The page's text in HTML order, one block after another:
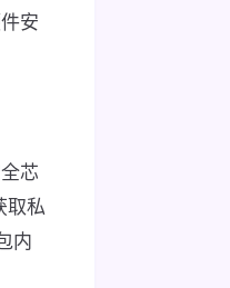
安
芯
取私
内